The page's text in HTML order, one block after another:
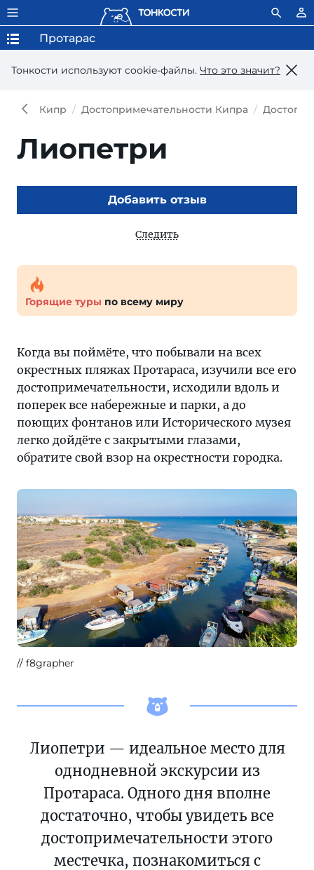
Тонкости используют сookie-файлы. Что это значит?
Протарас
Кипр Достопримечательности Кипра
Лиопетри
Добавить отзыв
Следить
Горящие туры по всему миру
Когда вы поймёте, что побывали на всех
окрестных пляжах Протараса, изучили все его
достопримечательности, исходили вдоль и
поперек все набережные и парки, а до
поющих фонтанов или Исторического музея
легко дойдёте с закрытыми глазами,
обратите свой взор на окрестности городка.
f8grapher
Лиопетри — идеальное место для
однодневной экскурсии из
Протараса. Одного дня вполне
достаточно, чтобы увидеть все
достопримечательности этого
местечка, познакомиться с